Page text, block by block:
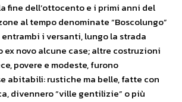
fine dell’ottocento e i primi anni del
al tempo denominate “Boscolungo”
entrambi i versanti, lungo la strada
ex novo alcune case; altre costruzioni
povere e modeste, furono
abitabili: rustiche ma belle, fatte con
divennero “ville gentilizie” o più